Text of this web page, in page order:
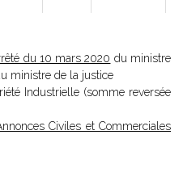
du 10 mars 2020 du ministre
ministre de la justice
Industrielle (somme reversée
Civiles et Commerciales